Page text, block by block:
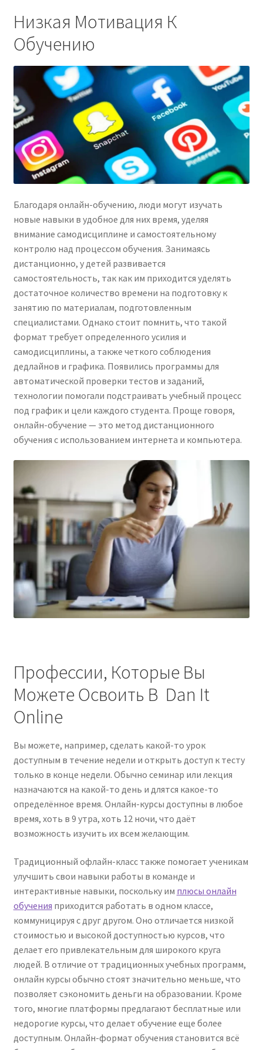
Низкая Мотивация К
Обучению
Благодаря онлайн-обучению, люди могут изучать
новые навыки в удобное для них время, уделяя
внимание самодисциплине и самостоятельному
контролю над процессом обучения. Занимаясь
дистанционно, у детей развивается
самостоятельность, так как им приходится уделять
достаточное количество времени на подготовку к
занятию по материалам, подготовленным
специалистами. Однако стоит помнить, что такой
формат требует определенного усилия и
самодисциплины, а также четкого соблюдения
дедлайнов и графика. Появились программы для
автоматической проверки тестов и заданий,
технологии помогали подстраивать учебный процесс
под график и цели каждого студента. Проще говоря,
онлайн-обучение — это метод дистанционного
обучения с использованием интернета и компьютера.
Профессии, Которые Вы
Можете Освоить В Dan It
Online
Вы можете, например, сделать какой-то урок
доступным в течение недели и открыть доступ к тесту
только в конце недели. Обычно семинар или лекция
назначаются на какой-то день и длятся какое-то
определённое время. Онлайн-курсы доступны в любое
время, хоть в 9 утра, хоть 12 ночи, что даёт
возможность изучить их всем желающим.
Традиционный офлайн-класс также помогает ученикам
улучшить свои навыки работы в команде и
интерактивные навыки, поскольку им плюсы онлайн
обучения приходится работать в одном классе,
коммуницируя с друг другом. Оно отличается низкой
стоимостью и высокой доступностью курсов, что
делает его привлекательным для широкого круга
людей. В отличие от традиционных учебных программ,
онлайн курсы обычно стоят значительно меньше, что
позволяет сэкономить деньги на образовании. Кроме
того, многие платформы предлагают бесплатные или
недорогие курсы, что делает обучение еще более
доступным. Онлайн-формат обучения становится всё